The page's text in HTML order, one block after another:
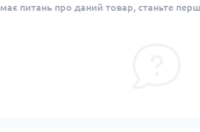
питань про даний товар, станьте